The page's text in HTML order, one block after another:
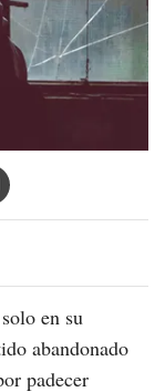
en su
abandonado
padecer